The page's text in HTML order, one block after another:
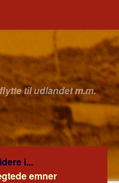
til udlandet m.m.
i...
emner